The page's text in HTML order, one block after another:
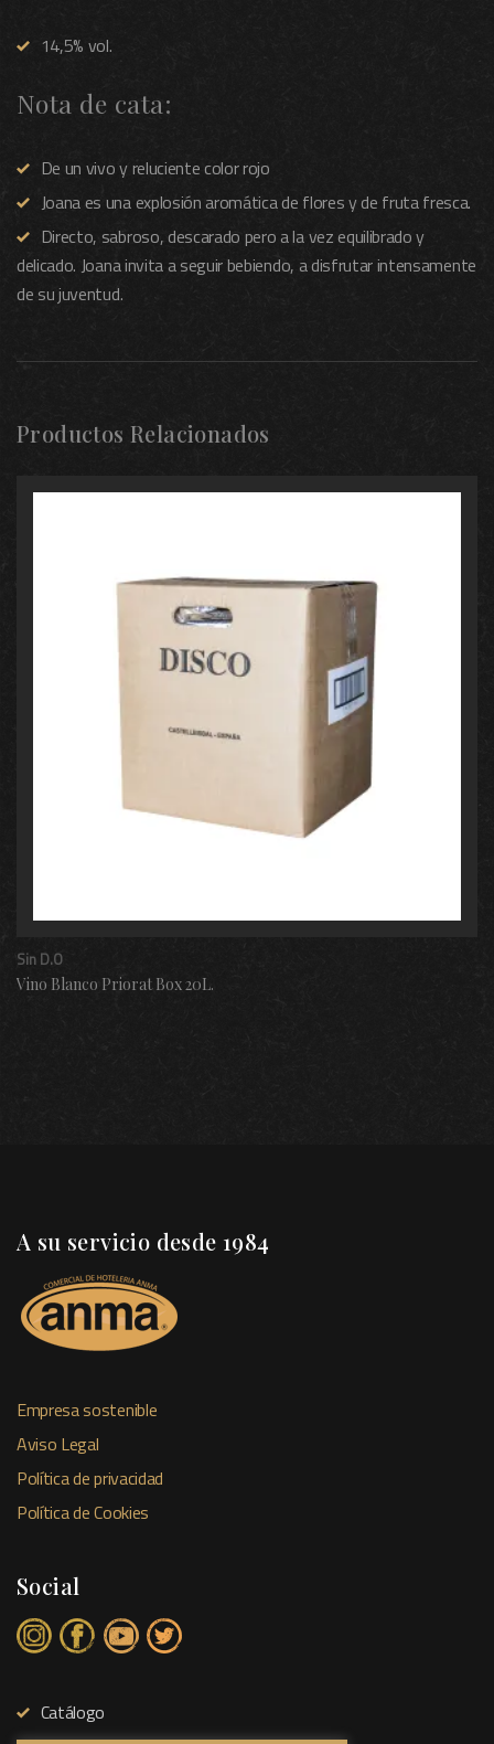
14,5% vol.
Nota de cata:
De un vivo y reluciente color rojo
Joana es una explosión aromática de flores y de fruta fresca.
Directo, sabroso, descarado pero a la vez equilibrado y
delicado. Joana invita a seguir bebiendo, a disfrutar intensamente
de su juventud.
Productos Relacionados
Sin D.O
Vino Blanco Priorat Box 20L.
A su servicio desde 1984
Empresa sostenible
Aviso Legal
Política de privacidad
Política de Cookies
Social
Catálogo